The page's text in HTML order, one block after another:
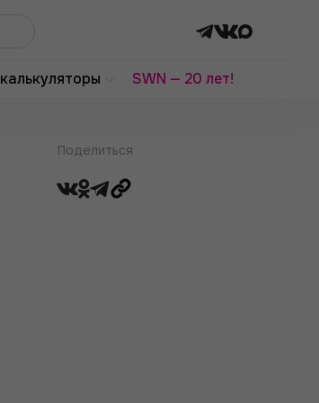
калькуляторы SWN — 20 лет!
Поделиться